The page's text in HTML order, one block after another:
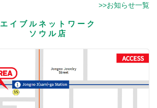
>>お知らせ一覧
エイブルネットワーク
ソウル店